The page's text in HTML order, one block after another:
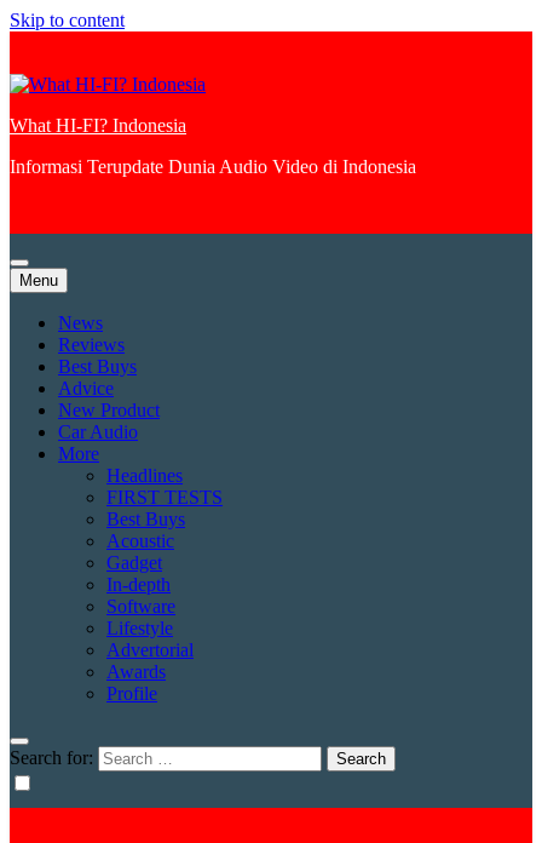
Skip to content
What HI-FI? Indonesia
Informasi Terupdate Dunia Audio Video di Indonesia
Menu
News
Reviews
Best Buys
Advice
New Product
Car Audio
More
Headlines
FIRST TESTS
Best Buys
Acoustic
Gadget
In-depth
Software
Lifestyle
Advertorial
Awards
Profile
Search for: